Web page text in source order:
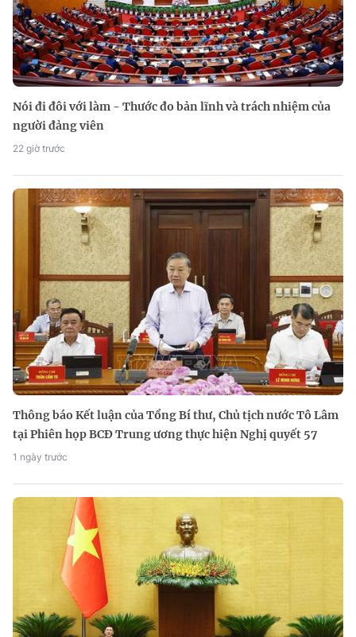
Nói đi đôi với làm - Thước đo bản lĩnh và trách nhiệm của
người đảng viên
22 giờ trước
Thông báo Kết luận của Tổng Bí thư, Chủ tịch nước Tô Lâm
tại Phiên họp BCĐ Trung ương thực hiện Nghị quyết 57
1 ngày trước